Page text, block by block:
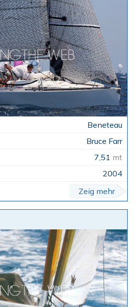
Beneteau
Bruce Farr
7,51 mt
2004
Zeig mehr